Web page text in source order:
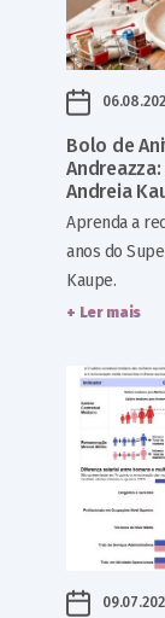
Bolo de
Andreia
Aprenda a
anos do
Kaupe.
+ Ler mais